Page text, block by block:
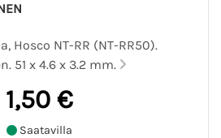
Hosco NT-RR (NT-RR50).
51 x 4.6 x 3.2 mm.
1,50 €
Saatavilla